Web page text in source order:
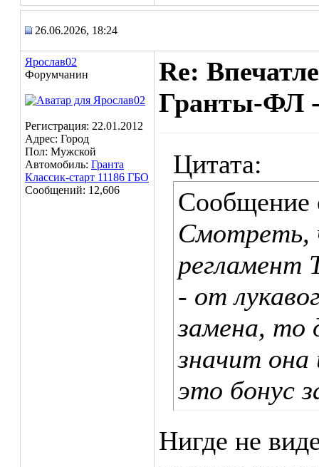
26.06.2026, 18:24
Ярослав02
Форумчанин
Регистрация: 22.01.2012
Адрес: Город
Пол: Мужской
Автомобиль: Гранта
Классик-старт 11186 ГБО
Сообщений: 12,606
Re:
Гранты-ФЛ
Цитата:
Сообщение
Смотреть,
регламент
- от
замена, то
значит она
это бонус
Нигде не